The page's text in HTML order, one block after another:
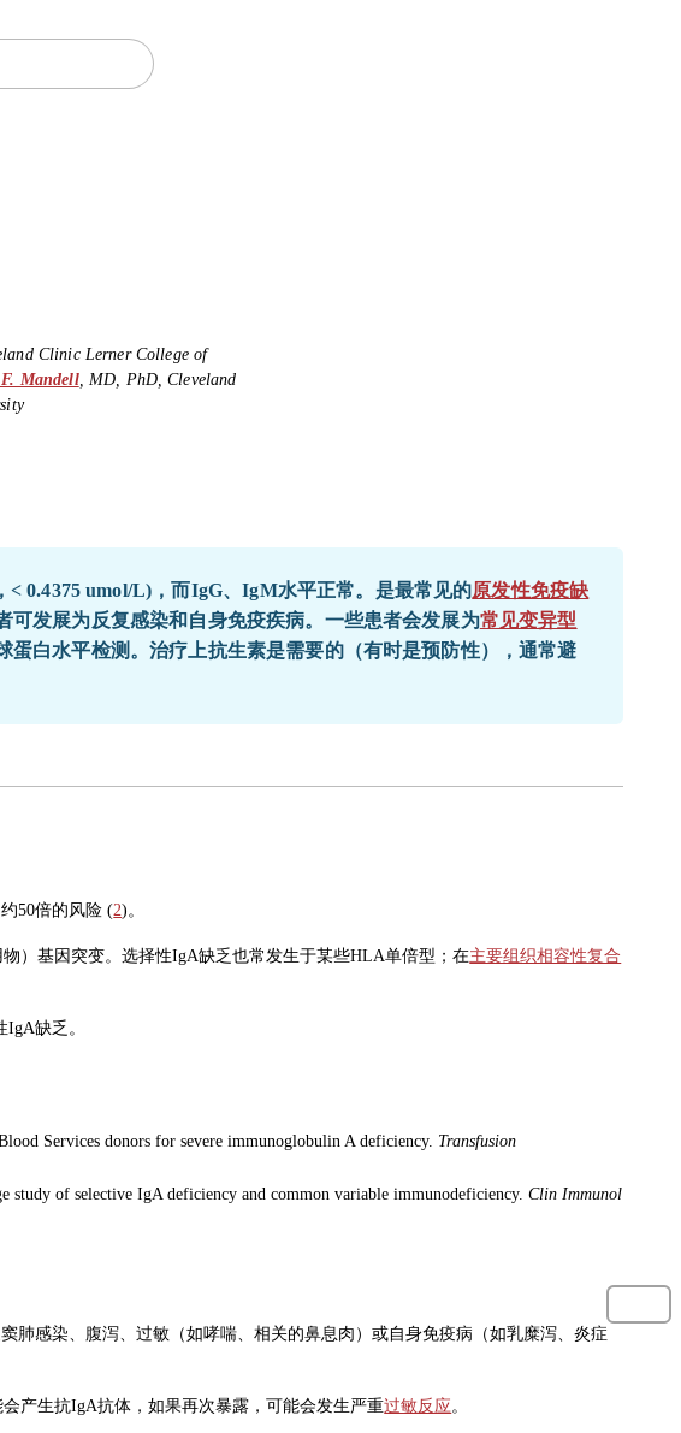
Clinic Lerner College of
Mandell, MD, PhD,Cleveland
< 0.4375 umol/L)，而IgG、IgM水平正常。是最常见的原发性免疫缺
可发展为反复感染和自身免疫疾病。一些患者会发展为常见变异型
蛋白水平检测。治疗上抗生素是需要的（有时是预防性），通常避
50倍的风险 (2)。
）基因突变。选择性IgA缺乏也常发生于某些HLA单倍型；在主要组织相容性复合
缺乏。
Services donors for severe immunoglobulin A deficiency. Transfusion
study of selective IgA deficiency and common variable immunodeficiency.Clin Immunol
肺感染、腹泻、过敏（如哮喘、相关的鼻息肉）或自身免疫病（如乳糜泻、炎症
产生抗IgA抗体，如果再次暴露，可能会发生严重过敏反应。